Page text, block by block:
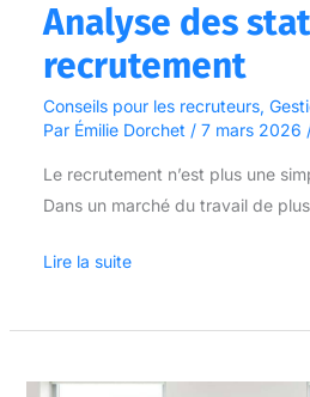
Analyse des
recrutement
Conseils pour les recruteurs,
Par Émilie Dorchet / 7 mars 2026
Le recrutement n’est plus une
Dans un marché du travail de
Lire la suite